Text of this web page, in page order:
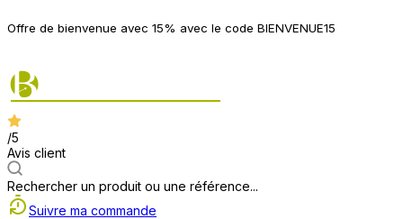
Offre de bienvenue avec 15% avec le code BIENVENUE15
/5
Avis client
Rechercher un produit ou une référence...
Suivre ma commande